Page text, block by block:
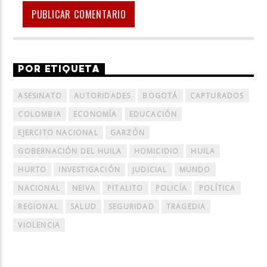
POR ETIQUETA
ASESINATO AUTORIDADES BOGOTÁ
CAPTURADOS
COLOMBIA
ECONOMÍA
EDUCACIÓN
EJERCITO NACIONAL
GARZÓN
GOBERNACIÓN DEL HUILA
HOMICIDIO
HUILA
HURTO
INVESTIGACIÓN JUDICIAL
MUNDO
NACIONAL
NEIVA PITALITO POLICÍA
POLÍTICA
REGIONAL
SALUD SEGURIDAD
TRAGEDIA
VIOLENCIA